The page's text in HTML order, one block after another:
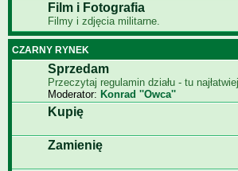
Film i Fotografia
Filmy i zdjęcia militarne.
CZARNY RYNEK
Sprzedam
Przeczytaj regulamin działu - tu
Moderator: Konrad ''Owca''
Kupię
Zamienię